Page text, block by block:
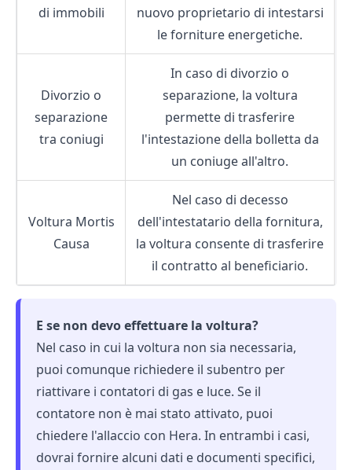
di immobili
nuovo proprietario di intestarsi
le forniture energetiche.
Divorzio o
separazione
tra coniugi
In caso di divorzio o
separazione, la voltura
permette di trasferire
l'intestazione della bolletta da
un coniuge all'altro.
Voltura Mortis
Causa
Nel caso di decesso
dell'intestatario della fornitura,
la voltura consente di trasferire
il contratto al beneficiario.
E se non devo effettuare la voltura?
Nel caso in cui la voltura non sia necessaria,
puoi comunque richiedere il subentro per
riattivare i contatori di gas e luce. Se il
contatore non è mai stato attivato, puoi
chiedere l'allaccio con Hera. In entrambi i casi,
dovrai fornire alcuni dati e documenti specifici,